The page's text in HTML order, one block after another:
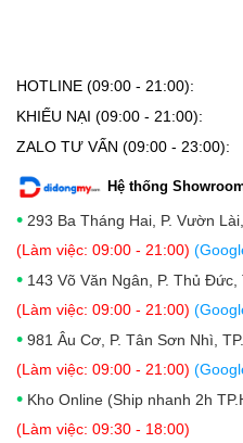
HOTLINE (09:00 - 21:00):
KHIẾU NẠI (09:00 - 21:00):
ZALO TƯ VẤN (09:00 - 23:00):
Hệ thống
• 293 Ba Tháng Hai, P. Vườn
(Làm việc: 09:00 - 21:00)
• 143 Võ Văn Ngân, P. Thủ Đức,
(Làm việc: 09:00 - 21:00)
• 981 Âu Cơ, P. Tân Sơn Nhì,
(Làm việc: 09:00 - 21:00)
• Kho Online (Ship nhanh 2h
(Làm việc: 09:30 - 18:00)